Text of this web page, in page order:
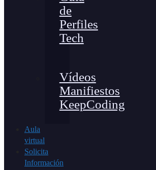
de
Perfiles
Tech
Vídeos
Manifiestos
KeepCoding
Aula
virtual
Solicita
Información